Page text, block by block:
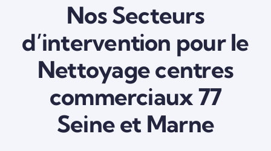
Nos Secteurs
d’intervention pour le
Nettoyage centres
commerciaux 77
Seine et Marne